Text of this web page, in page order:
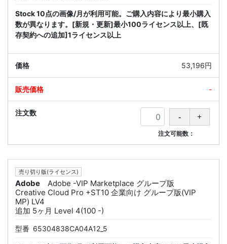
Stock 10点の画像/月が利用可能。ご購入内容により最小購入
数が異なります。[新規・更新]最小100ライセンス以上、[既
存契約への追加]1ライセンス以上
53,196円
-
注文可能数：
売り切り版(ライセンス)
Adobe
Adobe -VIP Marketplace グループ版
Creative Cloud Pro +ST10 企業向け グループ版(VIP
MP) LV4
追加 5ヶ月 Level 4(100 -)
型番 65304838CA04A12_5